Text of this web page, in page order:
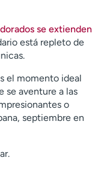
se extienden
está repleto de
el momento ideal
se aventure a las
o
septiembre en